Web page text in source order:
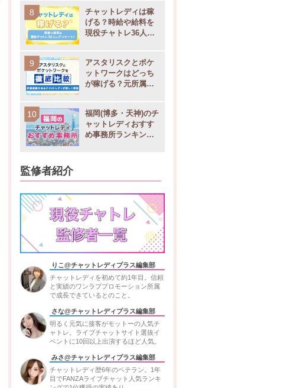
チャットレディは稼
げる？時給や給料を
現役チャトレ36人に
アスタリスクとポケ
ットワークはどっち
が稼げる？元所属チ
福岡(博多・天神)のチ
ャットレディおすす
め事務所ランキング9
監修者紹介
りこ@チャットレディプラス編集部
チャットレディを初めて約1年目。信頼
と実績のワンラブプロモーション所属
で成長できているとのこと。
さな@チャットレディプラス編集部
明るく元気に接客がモットーの人気チ
ャトレ。ライブチャットサイト選抜イ
ベントに10回以上出演するほど人気。
みさ@チャットレディプラス編集部
チャットレディ歴6年のベテラン。1年
目でFANZAライブチャット人気ランキ